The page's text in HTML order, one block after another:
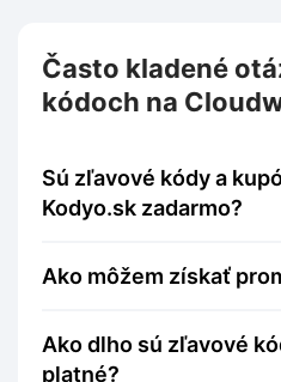
Často kladené
kódoch na
Sú zľavové kódy a kupóny dostupné na
Kodyo.sk zadarmo?
Ako môžem získať
Ako dlho sú zľavové kódy a kupóny
platné?